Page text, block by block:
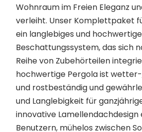
Wohnraum im Freien Eleganz
verleiht. Unser Komplettpaket
ein langlebiges und
Beschattungssystem, das sich
Reihe von Zubehörteilen
hochwertige Pergola ist
und rostbeständig und
und Langlebigkeit für
innovative
Benutzern, mühelos zwischen